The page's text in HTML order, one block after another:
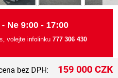
Ne 9:00 - 17:00
volejte infolinku 777 306 430
bez DPH: 159 000 CZK